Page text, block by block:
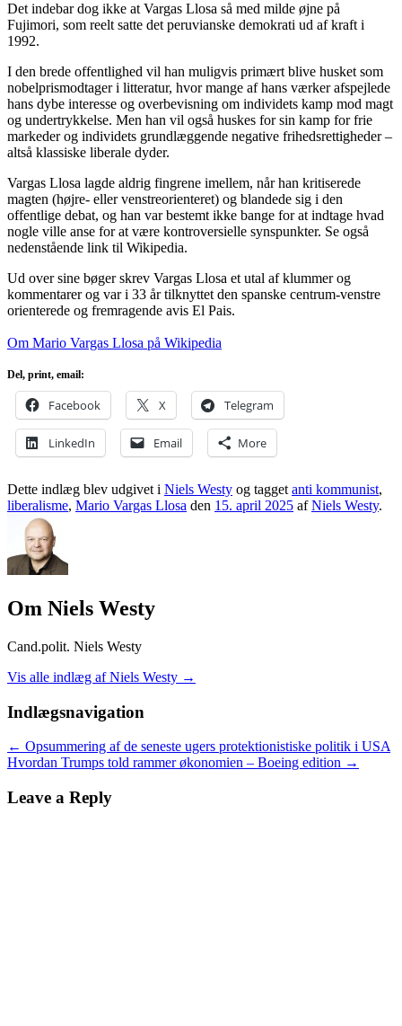
Det indebar dog ikke at Vargas Llosa så med milde øjne på
Fujimori, som reelt satte det peruvianske demokrati ud af kraft i
1992.
I den brede offentlighed vil han muligvis primært blive husket som
nobelprismodtager i litteratur, hvor mange af hans værker afspejlede
hans dybe interesse og overbevisning om individets kamp mod magt
og undertrykkelse. Men han vil også huskes for sin kamp for frie
markeder og individets grundlæggende negative frihedsrettigheder –
altså klassiske liberale dyder.
Vargas Llosa lagde aldrig fingrene imellem, når han kritiserede
magten (højre- eller venstreorienteret) og blandede sig i den
offentlige debat, og han var bestemt ikke bange for at indtage hvad
nogle ville anse for at være kontroversielle synspunkter. Se også
nedenstående link til Wikipedia.
Ud over sine bøger skrev Vargas Llosa et utal af klummer og
kommentarer og var i 33 år tilknyttet den spanske centrum-venstre
orienterede og fremragende avis El Pais.
Om Mario Vargas Llosa på Wikipedia
Del, print, email:
Facebook X Telegram
LinkedIn Email More
Dette indlæg blev udgivet i Niels Westy og tagget anti kommunist,
liberalisme, Mario Vargas Llosa den 15. april 2025 afNiels Westy.
Om Niels Westy
Cand.polit. Niels Westy
Vis alle indlæg af Niels Westy →
Indlægsnavigation
← Opsummering af de seneste ugers protektionistiske politik i USA
Hvordan Trumps told rammer økonomien – Boeing edition →
Leave a Reply